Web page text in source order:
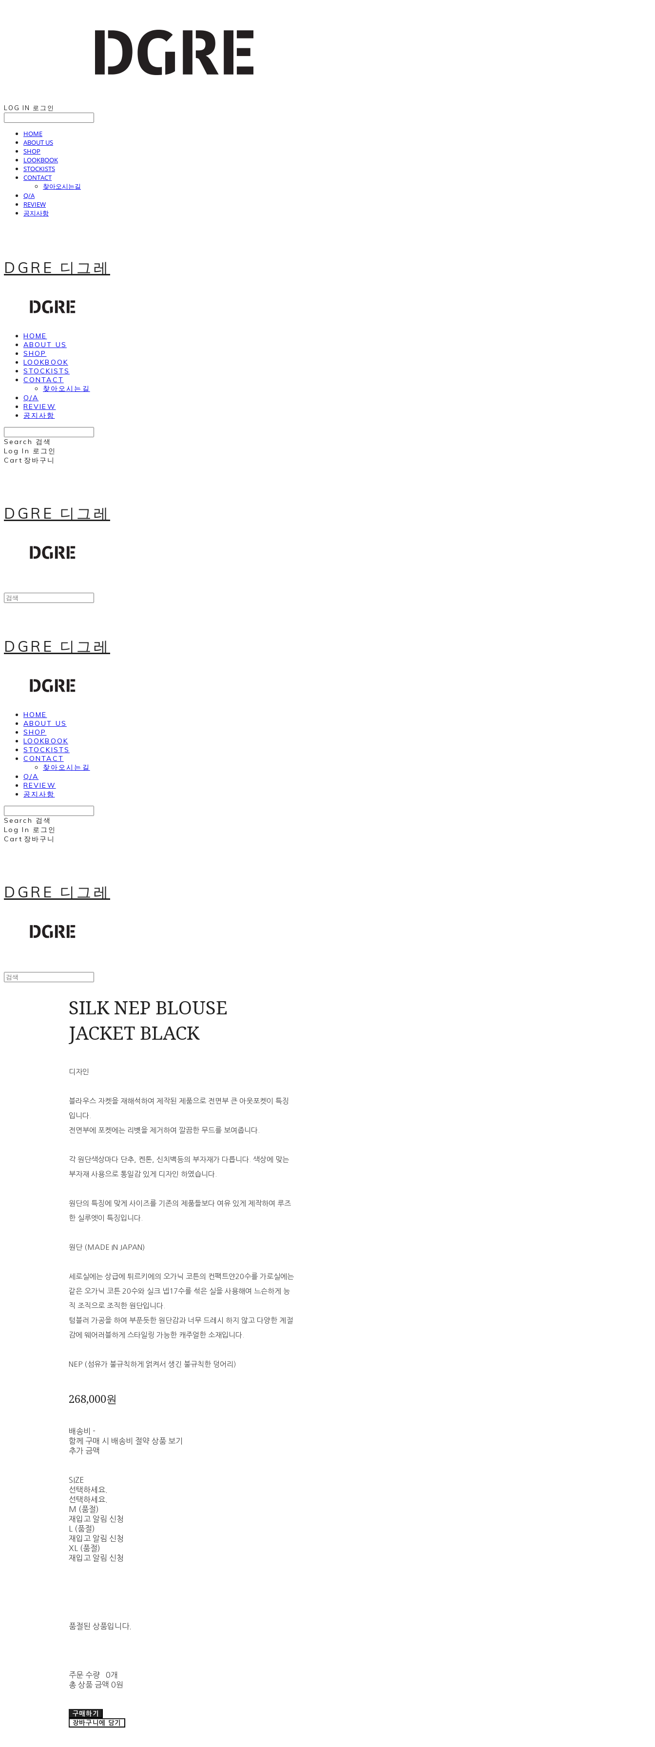
LOG IN 로그인
HOME
ABOUT US
SHOP
LOOKBOOK
STOCKISTS
CONTACT
찾아오시는길
Q/A
REVIEW
공지사항
DGRE 디그레
HOME
ABOUT US
SHOP
LOOKBOOK
STOCKISTS
CONTACT
찾아오시는길
Q/A
REVIEW
공지사항
Search 검색
Log In 로그인
Cart 장바구니
DGRE 디그레
DGRE 디그레
HOME
ABOUT US
SHOP
LOOKBOOK
STOCKISTS
CONTACT
찾아오시는길
Q/A
REVIEW
공지사항
Search 검색
Log In 로그인
Cart 장바구니
DGRE 디그레
SILK NEP BLOUSE
JACKET BLACK
디자인
블라우스 자켓을 재해석하여 제작된 제품으로 전면부 큰 아웃포켓이 특징
입니다.
전면부에 포켓에는 리벳을 제거하여 깔끔한 무드를 보여줍니다.
각 원단색상마다 단추, 켄톤, 신치백등의 부자재가 다릅니다. 색상에 맞는
부자재 사용으로 통일감 있게 디자인 하였습니다.
원단의 특징에 맞게 사이즈를 기존의 제품들보다 여유 있게 제작하여 루즈
한 실루엣이 특징입니다.
원단 (MADE IN JAPAN)
세로실에는 상급에 튀르키에의 오가닉 코튼의 컨팩트얀20수를 가로실에는
같은 오가닉 코튼 20수와 실크 넵17수를 섞은 실을 사용해여 느슨하게 능
직 조직으로 조직한 원단입니다.
텀블러 가공을 하여 부푼듯한 원단감과 너무 드레시 하지 않고 다양한 계절
감에 웨어러블하게 스타일링 가능한 캐주얼한 소재입니다.
NEP (섬유가 불규칙하게 얽켜서 생긴 불규칙한 덩어리）
268,000원
배송비 -
함께 구매 시 배송비 절약 상품 보기
추가 금액
SIZE
선택하세요.
선택하세요.
M (품절)
재입고 알림 신청
L (품절)
재입고 알림 신청
XL (품절)
재입고 알림 신청
품절된 상품입니다.
주문 수량
0개
총 상품 금액 0원
구매하기
장바구니에 담기